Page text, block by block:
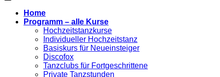
Home
Programm – alle Kurse
Hochzeitstanzkurse
Individueller Hochzeitstanz
Basiskurs für Neueinsteiger
Discofox
Tanzclubs für Fortgeschrittene
Private Tanzstunden